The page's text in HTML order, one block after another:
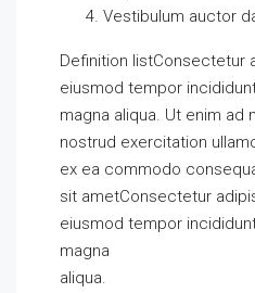
Vestibulum auctor
Definition listConsectetur
eiusmod tempor
magna aliqua. Ut enim ad
nostrud exercitation
ex ea commodo
sit ametConsectetur
eiusmod tempor
magna
aliqua.